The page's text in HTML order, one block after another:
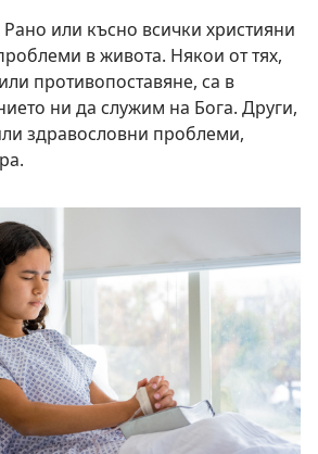
Рано или късно всички християни
в живота. Някои от тях,
противопоставяне, са в
ни да служим на Бога. Други,
здравословни проблеми,